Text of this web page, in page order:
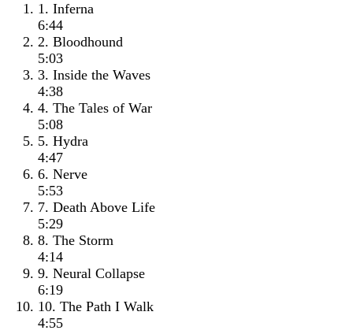
1. Inferna
6:44
2. Bloodhound
5:03
3. Inside the Waves
4:38
4. The Tales of War
5:08
5. Hydra
4:47
6. Nerve
5:53
7. Death Above Life
5:29
8. The Storm
4:14
9. Neural Collapse
6:19
10. The Path I Walk
4:55